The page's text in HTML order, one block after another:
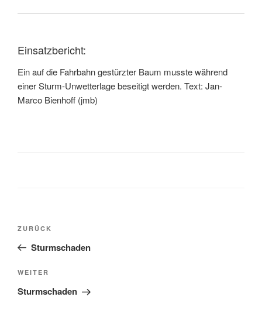
Einsatzbericht:
Ein auf die Fahrbahn gestürzter Baum musste während
einer Sturm-Unwetterlage beseitigt werden. Text: Jan-
Marco Bienhoff (jmb)
ZURÜCK
Sturmschaden
WEITER
Sturmschaden